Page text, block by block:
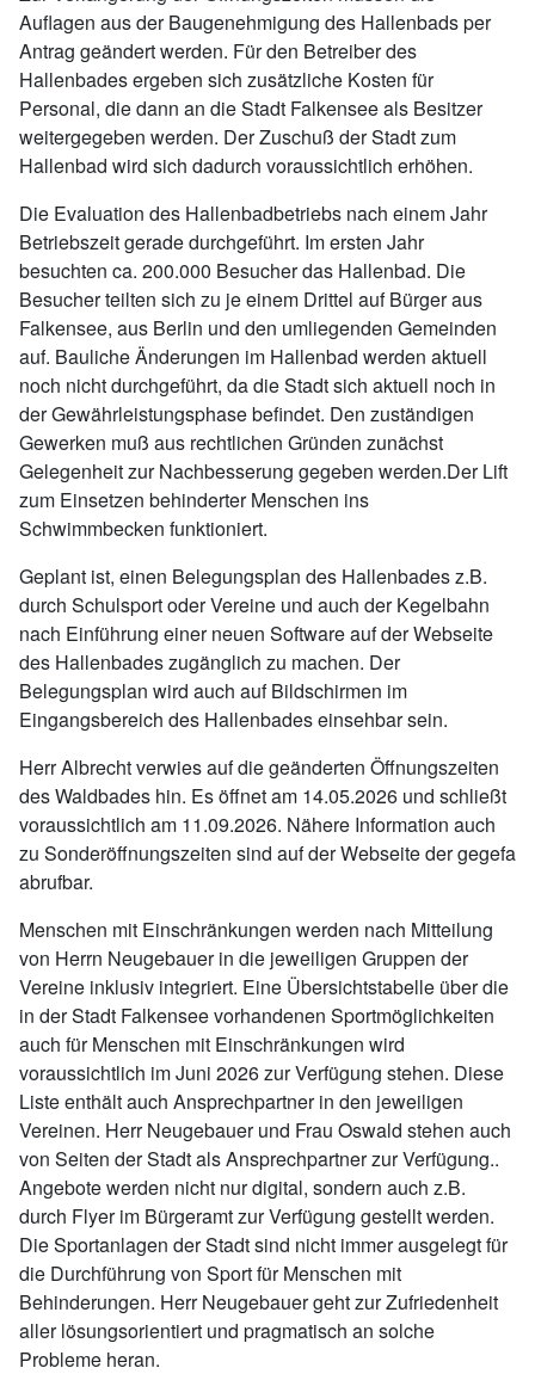
Auflagen aus der Baugenehmigung des Hallenbads per
Antrag geändert werden. Für den Betreiber des
Hallenbades ergeben sich zusätzliche Kosten für
Personal, die dann an die Stadt Falkensee als Besitzer
weitergegeben werden. Der Zuschuß der Stadt zum
Hallenbad wird sich dadurch voraussichtlich erhöhen.
Die Evaluation des Hallenbadbetriebs nach einem Jahr
Betriebszeit gerade durchgeführt. Im ersten Jahr
besuchten ca. 200.000 Besucher das Hallenbad. Die
Besucher teilten sich zu je einem Drittel auf Bürger aus
Falkensee, aus Berlin und den umliegenden Gemeinden
auf. Bauliche Änderungen im Hallenbad werden aktuell
noch nicht durchgeführt, da die Stadt sich aktuell noch in
der Gewährleistungsphase befindet. Den zuständigen
Gewerken muß aus rechtlichen Gründen zunächst
Gelegenheit zur Nachbesserung gegeben werden.Der Lift
zum Einsetzen behinderter Menschen ins
Schwimmbecken funktioniert.
Geplant ist, einen Belegungsplan des Hallenbades z.B.
durch Schulsport oder Vereine und auch der Kegelbahn
nach Einführung einer neuen Software auf der Webseite
des Hallenbades zugänglich zu machen. Der
Belegungsplan wird auch auf Bildschirmen im
Eingangsbereich des Hallenbades einsehbar sein.
Herr Albrecht verwies auf die geänderten Öffnungszeiten
des Waldbades hin. Es öffnet am 14.05.2026 und schließt
voraussichtlich am 11.09.2026. Nähere Information auch
zu Sonderöffnungszeiten sind auf der Webseite der gegefa
abrufbar.
Menschen mit Einschränkungen werden nach Mitteilung
von Herrn Neugebauer in die jeweiligen Gruppen der
Vereine inklusiv integriert. Eine Übersichtstabelle über die
in der Stadt Falkensee vorhandenen Sportmöglichkeiten
auch für Menschen mit Einschränkungen wird
voraussichtlich im Juni 2026 zur Verfügung stehen. Diese
Liste enthält auch Ansprechpartner in den jeweiligen
Vereinen. Herr Neugebauer und Frau Oswald stehen auch
von Seiten der Stadt als Ansprechpartner zur Verfügung..
Angebote werden nicht nur digital, sondern auch z.B.
durch Flyer im Bürgeramt zur Verfügung gestellt werden.
Die Sportanlagen der Stadt sind nicht immer ausgelegt für
die Durchführung von Sport für Menschen mit
Behinderungen. Herr Neugebauer geht zur Zufriedenheit
aller lösungsorientiert und pragmatisch an solche
Probleme heran.